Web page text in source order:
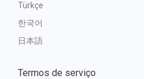
Türkçe
한국어
日本語
Termos de serviço